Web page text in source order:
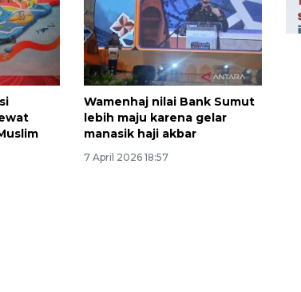
Wamenhaj nilai Bank Sumut
lebih maju karena gelar
manasik haji akbar
7 April 2026 18:57